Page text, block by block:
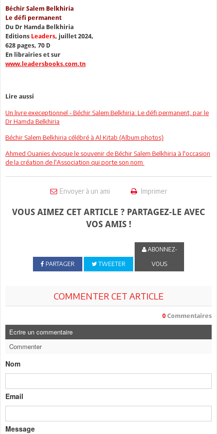
Béchir Salem Belkhiria
Le défi permanent
Du Dr Hamda Belkhiria
Editions Leaders, juillet 2024,
628 pages, 70 D
En librairies et sur
www.leadersbooks.com.tn
Lire aussi
Un livre execeptionnel - Béchir Salem Belkhiria: Le défi permanent, par le
Dr Hamda Belkhiria
Béchir Salem Belkhiria célébré à Al Kitab (Album photos)
Ahmed Ouanïes évoque le souvenir de Béchir Salem Belkhiria à l'occasion
de la création de l'Association qui porte son nom
Envoyer à un ami Imprimer
VOUS AIMEZ CET ARTICLE ? PARTAGEZ-LE AVEC
VOS AMIS !
PARTAGER TWEETER
ABONNEZ-
VOUS
COMMENTER CET ARTICLE
0 Commentaires
Ecrire un commentaire
Commenter
Nom
Email
Message